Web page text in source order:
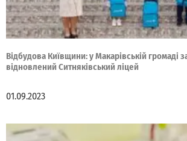
Відбудова Київщини: у Макарівській громаді
відновлений Ситняківський ліцей
01.09.2023